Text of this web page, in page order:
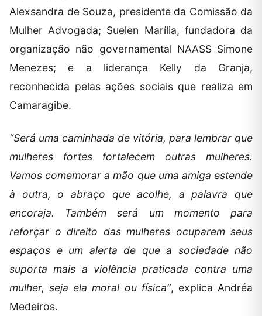
Alexsandra de Souza, presidente da Comissão da
Mulher Advogada; Suelen Marília, fundadora da
organização não governamental NAASS Simone
Menezes; e a liderança Kelly da Granja,
reconhecida pelas ações sociais que realiza em
Camaragibe.
“Será uma caminhada de vitória, para lembrar que
mulheres fortes fortalecem outras mulheres.
Vamos comemorar a mão que uma amiga estende
à outra, o abraço que acolhe, a palavra que
encoraja. Também será um momento para
reforçar o direito das mulheres ocuparem seus
espaços e um alerta de que a sociedade não
suporta mais a violência praticada contra uma
mulher, seja ela moral ou física”, explica Andréa
Medeiros.